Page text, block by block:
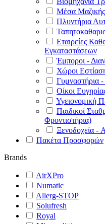
Μέσα
Πλυντήρια
Εταιρείες
Εγκαταστάσεων
Έμποροι -
Χώροι
Γυμναστήρια
Οίκοι
Υγειονομική
Παιδικοί
Φροντιστήρια)
Ξενοδοχεία -
Πακέτα Προσφορών
Brands
AirXPro
Numatic
Allerg-STOP
Solufresh
Royal